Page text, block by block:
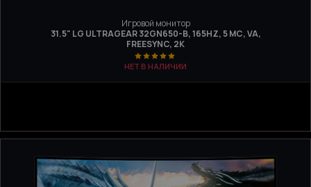
Игровой монитор
31.5" LG ULTRAGEAR 32GN650-B, 165HZ, 5 МС, VA,
FREESYNC, 2K
НЕТ В НАЛИЧИИ